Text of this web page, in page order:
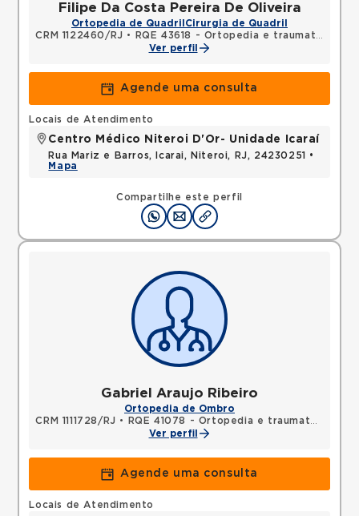
Filipe Da Costa Pereira De Oliveira
Ortopedia de Quadril Cirurgia de Quadril
CRM 1122460/RJ •
RQE 43618 - Ortopedia e traumatologia
Ver perfil
Agende uma consulta
Compartilhe este perfil
Locais de Atendimento
Centro Médico Niteroi D'Or- Unidade Icaraí
Rua Mariz e Barros, Icarai, Niteroi, RJ, 24230251 •
Mapa
Gabriel Araujo Ribeiro
Ortopedia de Ombro
CRM 1111728/RJ •
RQE 41078 - Ortopedia e traumatologia
Ver perfil
Agende uma consulta
Locais de Atendimento